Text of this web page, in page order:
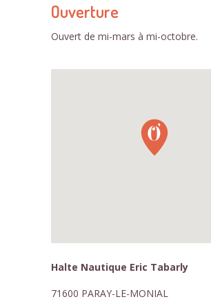
Ouverture
Ouvert de mi-mars à mi-octobre.
Halte Nautique Eric Tabarly
71600 PARAY-LE-MONIAL